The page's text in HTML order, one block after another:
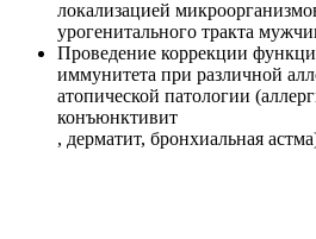
локализацией
урогенитального тракта
Проведение коррекции
иммунитета при различной
атопической патологии
конъюнктивит
, дерматит, бронхиальная